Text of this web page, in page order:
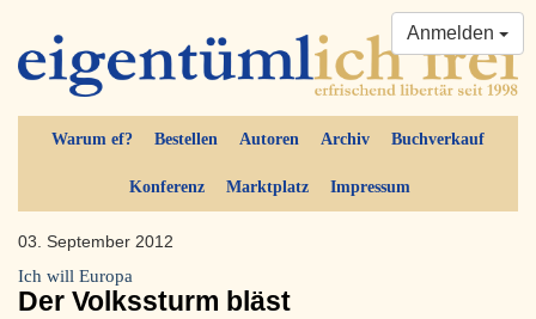
Warum ef? Bestellen Autoren Archiv Buchverkauf
Konferenz Marktplatz Impressum
Anmelden
03. September 2012
Ich will Europa
Der Volkssturm bläst